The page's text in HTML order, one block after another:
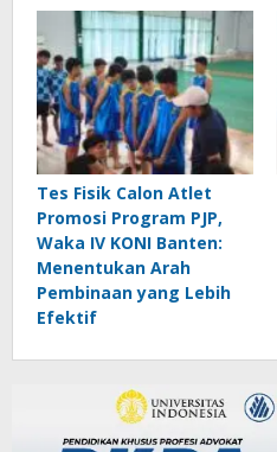
Tes Fisik Calon Atlet
Promosi Program PJP,
Waka IV KONI Banten:
Menentukan Arah
Pembinaan yang Lebih
Efektif